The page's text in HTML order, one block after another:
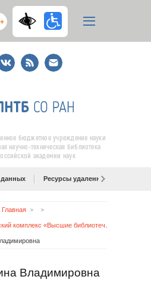
RSS
E-
mail
подписка
бюджетное учреждение науки
научно-техническая библиотека
академии наук
данных Ресурсы удаленного доступа
Главная
Владимировна